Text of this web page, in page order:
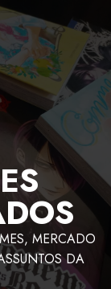
MERCADO
DA